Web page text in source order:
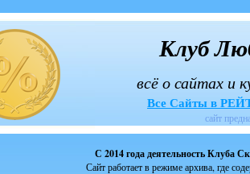
Клуб
всё о сайтах и
Все Сайты в
сайт
С 2014 года деятельность Клуба
Сайт работает в режиме архива, где